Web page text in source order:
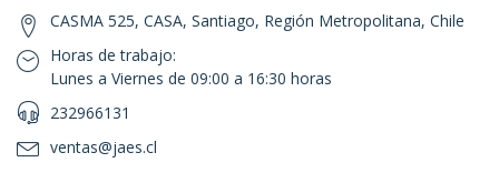
CASMA 525, CASA, Santiago, Región Metropolitana, Chile
Horas de trabajo:
Lunes a Viernes de 09:00 a 16:30 horas
232966131
ventas@jaes.cl